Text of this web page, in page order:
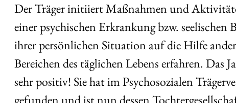
Der Träger initiiert Maßnahmen und
einer psychischen Erkrankung bzw.
ihrer persönlichen Situation auf die Hilfe
Bereichen des täglichen Lebens erfahren.
sehr positiv! Sie hat im Psychosozialen
gefunden und ist nun dessen